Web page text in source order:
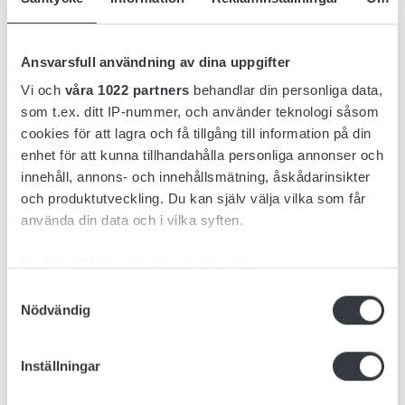
Ansvarsfull användning av dina uppgifter
Vi och våra 1022 partners behandlar din personliga data,
som t.ex. ditt IP-nummer, och använder teknologi såsom
cookies för att lagra och få tillgång till information på din
enhet för att kunna tillhandahålla personliga annonser och
innehåll, annons- och innehållsmätning, åskådarinsikter
och produktutveckling. Du kan själv välja vilka som får
använda din data och i vilka syften.
som kan ha en noggrannhet på upp till flera meter
Ta reda på mer om hur dina personliga uppgifter
Nödvändig
Inställningar
Tillbehör
Nedladdning
Micropower ST är en 3-fas batteriladdare med kapacitet
upp till 9 kW. Laddaren har en kompakt men effektiv design
och fungerar som en fristående enhet som kan
väggmonteras.
Micropower ST har ett intuitivt, användarvänligt gränssnitt
på avstånd, med en grafisk display och knappsats för att
Laddaren är lätt och snabb att installera, med ett